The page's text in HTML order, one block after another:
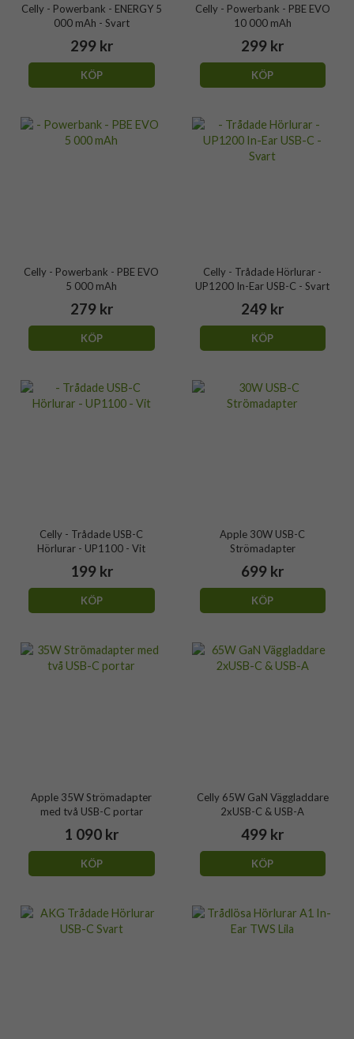
Celly - Powerbank - ENERGY 5
000 mAh - Svart
299 kr
KÖP
Celly - Powerbank - PBE EVO
10 000 mAh
299 kr
KÖP
Celly - Powerbank - PBE EVO
5 000 mAh
279 kr
KÖP
Celly - Trådade Hörlurar -
UP1200 In-Ear USB-C - Svart
249 kr
KÖP
Celly - Trådade USB-C
Hörlurar - UP1100 - Vit
199 kr
KÖP
Apple 30W USB-C
Strömadapter
699 kr
KÖP
Apple 35W Strömadapter
med två USB-C portar
1 090 kr
KÖP
Celly 65W GaN Väggladdare
2xUSB-C & USB-A
499 kr
KÖP